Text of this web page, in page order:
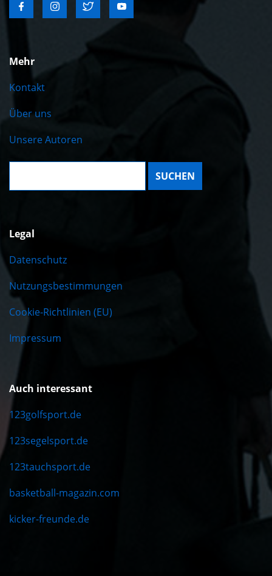
Mehr
Kontakt
Über uns
Unsere Autoren
Suche:
Legal
Datenschutz
Nutzungsbestimmungen
Cookie-Richtlinien (EU)
Impressum
Auch interessant
123golfsport.de
123segelsport.de
123tauchsport.de
basketball-magazin.com
kicker-freunde.de